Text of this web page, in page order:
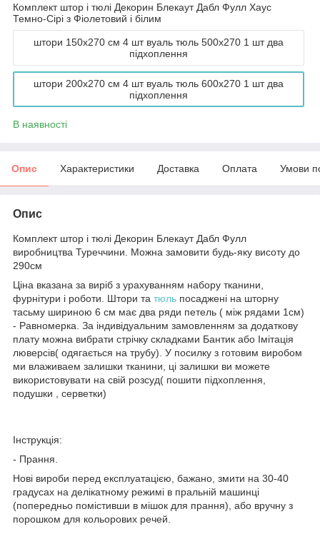
Комплект штор і тюлі Декорин Блекаут Дабл Фулл Хаус
Темно-Сірі з Фіолетовий і білим
штори 150x270 см 4 шт вуаль тюль 500х270 1 шт два
підхоплення
штори 200x270 см 4 шт вуаль тюль 600х270 1 шт два
підхоплення
В наявності
Опис Характеристики Доставка Оплата Умови
Опис
Комплект штор і тюлі Декорин Блекаут Дабл Фулл
виробництва Туреччини. Можна замовити будь-яку висоту до
290см
Ціна вказана за виріб з урахуванням набору тканини,
фурнітури і роботи. Штори та тюль посаджені на шторну
тасьму шириною 6 см має два ряди петель ( між рядами 1см)
- Равномерка. За індивідуальним замовленням за додаткову
плату можна вибрати стрічку складками Бантик або Імітація
люверсів( одягається на трубу). У посилку з готовим виробом
ми влаживаем залишки тканини, ці залишки ви можете
використовувати на свій розсуд( пошити підхоплення,
подушки , серветки)
Інструкція:
- Прання.
Нові вироби перед експлуатацією, бажано, змити на 30-40
градусах на делікатному режимі в пральній машинці
(попередньо помістивши в мішок для прання), або вручну з
порошком для кольорових речей.